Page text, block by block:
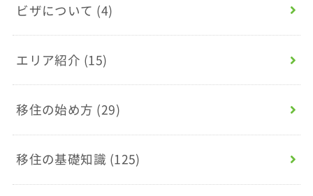
ビザについて (4)
エリア紹介 (15)
移住の始め方 (29)
移住の基礎知識 (125)